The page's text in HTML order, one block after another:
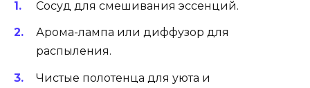
Сосуд для смешивания эссенций.
Арома-лампа или диффузор для
распыления.
Чистые полотенца для уюта и